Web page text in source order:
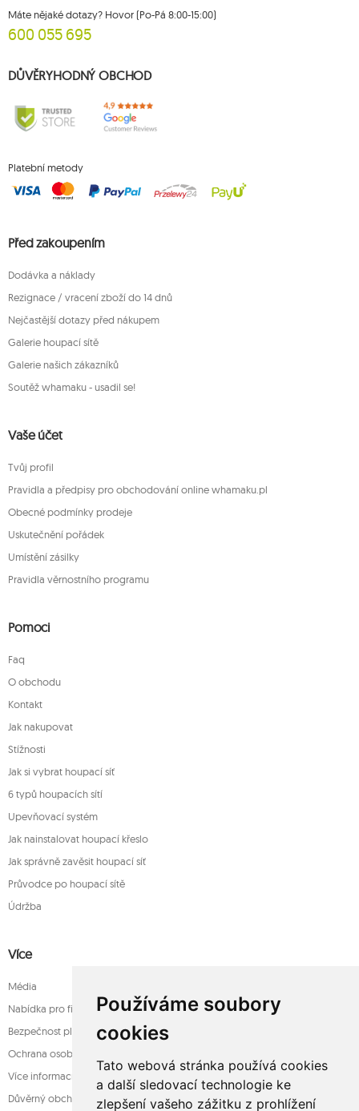
Používáme soubory
cookies
Tato webová stránka používá cookies
a další sledovací technologie ke
zlepšení vašeho zážitku z prohlížení
Máte nějaké dotazy? Hovor (Po-Pá 8:00-15:00)
600 055 695
DŮVĚRYHODNÝ OBCHOD
Platební metody
Před zakoupením
Dodávka a náklady
Rezignace / vracení zboží do 14 dnů
Nejčastější dotazy před nákupem
Galerie houpací sítě
Galerie našich zákazníků
Soutěž whamaku - usadil se!
Vaše účet
Tvůj profil
Pravidla a předpisy pro obchodování online whamaku.pl
Obecné podmínky prodeje
Uskutečnění pořádek
Umístění zásilky
Pravidla věrnostního programu
Pomoci
Faq
O obchodu
Kontakt
Jak nakupovat
Stížnosti
Jak si vybrat houpací síť
6 typů houpacích sítí
Upevňovací systém
Jak nainstalovat houpací křeslo
Jak správně zavěsit houpací síť
Průvodce po houpací sítě
Údržba
Více
Média
Nabídka pro firmy
Bezpečnost platba
Ochrana osobních údajů
Více informací o houpací sítě
Důvěrný obchod